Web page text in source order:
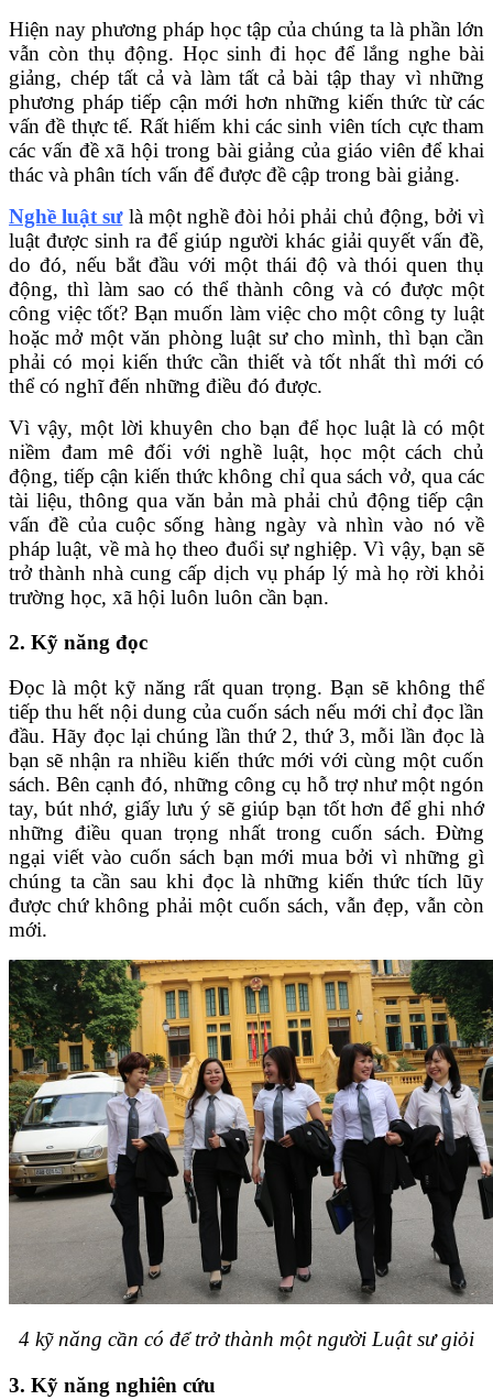
Hiện nay phương pháp học tập của chúng ta là phần lớn
vẫn còn thụ động. Học sinh đi học để lắng nghe bài
giảng, chép tất cả và làm tất cả bài tập thay vì những
phương pháp tiếp cận mới hơn những kiến ​​thức từ các
vấn đề thực tế. Rất hiếm khi các sinh viên tích cực tham
các vấn đề xã hội trong bài giảng của giáo viên để khai
thác và phân tích vấn để được đề cập trong bài giảng.
Nghề luật sưlà một nghề đòi hỏi phải chủ động, bởi vì
luật được sinh ra để giúp người khác giải quyết vấn đề,
do đó, nếu bắt đầu với một thái độ và thói quen thụ
động, thì làm sao có thể thành công và có được một
công việc tốt? Bạn muốn làm việc cho một công ty luật
hoặc mở một văn phòng luật sư cho mình, thì bạn cần
phải có mọi kiến thức cần thiết và tốt nhất thì mới có
thể có nghĩ đến những điều đó được.
Vì vậy, một lời khuyên cho bạn để học luật là có một
niềm đam mê đối với nghề luật, học một cách chủ
động, tiếp cận kiến ​​thức không chỉ qua sách vở, qua các
tài liệu, thông qua văn bản mà phải chủ động tiếp cận
vấn đề của cuộc sống hàng ngày và nhìn vào nó về
pháp luật, về mà họ theo đuổi sự nghiệp. Vì vậy, bạn sẽ
trở thành nhà cung cấp dịch vụ pháp lý mà họ rời khỏi
trường học, xã hội luôn luôn cần bạn.
2. Kỹ năng đọc
Đọc là một kỹ năng rất quan trọng. Bạn sẽ không thể
tiếp thu hết nội dung của cuốn sách nếu mới chỉ đọc lần
đầu. Hãy đọc lại chúng lần thứ 2, thứ 3, mỗi lần đọc là
bạn sẽ nhận ra nhiều kiến thức mới với cùng một cuốn
sách. Bên cạnh đó, những công cụ hỗ trợ như một ngón
tay, bút nhớ, giấy lưu ý sẽ giúp bạn tốt hơn để ghi nhớ
những điều quan trọng nhất trong cuốn sách. Đừng
ngại viết vào cuốn sách bạn mới mua bởi vì những gì
chúng ta cần sau khi đọc là những kiến ​​thức tích lũy
được chứ không phải một cuốn sách, vẫn đẹp, vẫn còn
mới.
4 kỹ năng cần có để trở thành một người Luật sư giỏi
3. Kỹ năng nghiên cứu